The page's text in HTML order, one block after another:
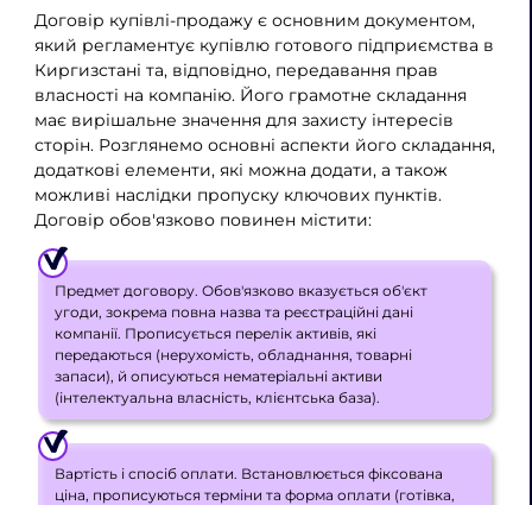
Договір купівлі-продажу є основним документом,
який регламентує купівлю готового підприємства в
Киргизстані та, відповідно, передавання прав
власності на компанію. Його грамотне складання
має вирішальне значення для захисту інтересів
сторін. Розглянемо основні аспекти його складання,
додаткові елементи, які можна додати, а також
можливі наслідки пропуску ключових пунктів.
Договір обов'язково повинен містити:
Предмет договору. Обов'язково вказується об'єкт
угоди, зокрема повна назва та реєстраційні дані
компанії. Прописується перелік активів, які
передаються (нерухомість, обладнання, товарні
запаси), й описуються нематеріальні активи
(інтелектуальна власність, клієнтська база).
Вартість і спосіб оплати. Встановлюється фіксована
ціна, прописуються терміни та форма оплати (готівка,